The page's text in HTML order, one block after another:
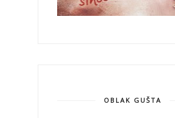
OBLAK GUŠTA